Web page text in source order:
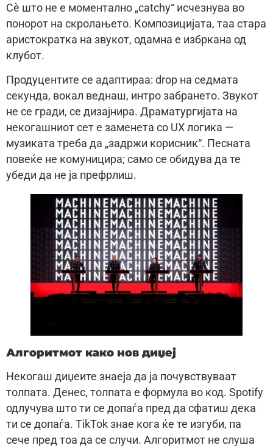
Сè што не е моментално „catchy“ исчезнува во
понорот на скролањето. Композицијата, таа стара
аристократка на звукот, одамна е избркана од
клубот.
Продуцентите се адаптираа: drop на седмата
секунда, вокал веднаш, интро забрането. Звукот
не се гради, се дизајнира. Драматургијата на
некогашниот сет е заменета со UX логика —
музиката треба да „задржи корисник“. Песната
повеќе не комуницира; само се обидува да те
убеди да не ја префрлиш.
Алгоритмот како нов диџеј
Некогаш диџеите знаеја да ја почувствуваат
толпата. Денес, толпата е формула во код. Spotify
одлучува што ти се допаѓа пред да сфатиш дека
ти се допаѓа. TikTok знае кога ќе те изгуби, па
сече пред тоа да се случи. Алгоритмот не слуша